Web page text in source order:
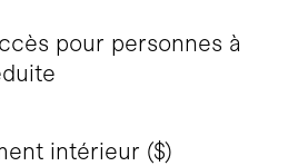
pour personnes à
intérieur ($)